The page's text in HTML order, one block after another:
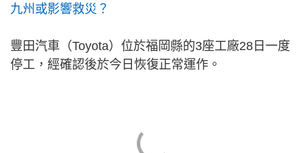
九州或影響救災？
豐田汽車（Toyota）位於福岡縣的3座工廠28日一度
停工，經確認後於今日恢復正常運作。